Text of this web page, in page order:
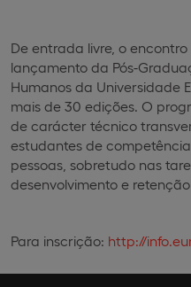
De entrada livre, o
lançamento da Pós-
Humanos da Universidade
mais de 30 edições. O
de carácter técnico
estudantes de
pessoas, sobretudo nas
desenvolvimento e
Para inscrição: http://